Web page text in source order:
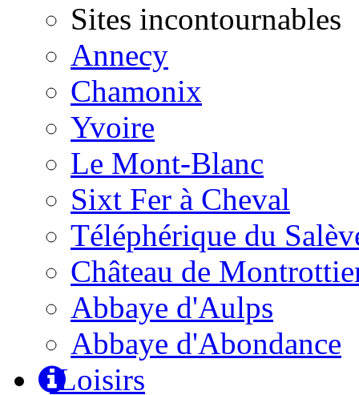
Sites incontournables
Annecy
Chamonix
Yvoire
Le Mont-Blanc
Sixt Fer à Cheval
Téléphérique du
Château de
Abbaye d'Aulps
Abbaye d'Abondance
Loisirs